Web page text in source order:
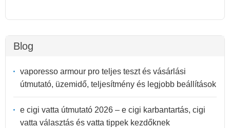
Blog
vaporesso armour pro teljes teszt és vásárlási
útmutató, üzemidő, teljesítmény és legjobb beállítások
e cigi vatta útmutató 2026 – e cigi karbantartás, cigi
vatta választás és vatta tippek kezdőknek